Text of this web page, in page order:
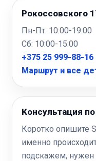
Рокоссовского
Пн-Пт: 10:00-19:00
Сб: 10:00-15:00
+375 25 999-88-16
Маршрут и все
Консультация
Коротко опишите
именно
подскажем, нужен